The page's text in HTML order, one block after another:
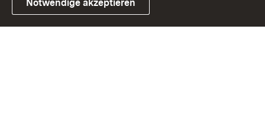
Link zum Landesportal
Notwendige akzeptieren